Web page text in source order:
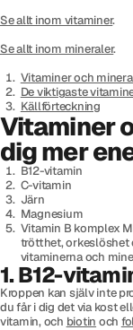
Se allt inom vitaminer.
Se allt inom mineraler.
Vitaminer och
De viktigaste
Källförteckning
Vitaminer
dig mer
B12-vitamin
C-vitamin
Järn
Magnesium
Vitamin B komplex
trötthet, orkeslöshet
vitaminerna och
1. B12-
Kroppen kan själv inte
du får i dig det via kost
vitamin, och biotin och